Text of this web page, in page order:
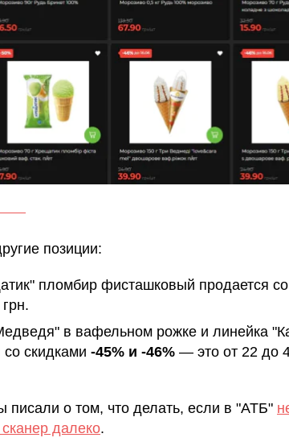
позиции:
пломбир фисташковый продается со
в вафельном рожке и линейка
скидками -45% и -46% — это от 22 до
о том, что делать, если в "АТБ"
далеко.